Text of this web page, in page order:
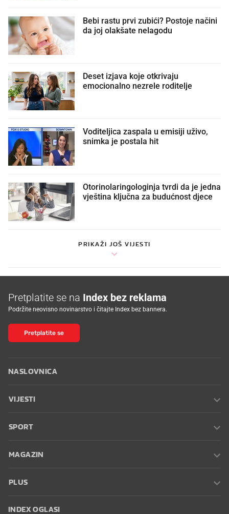
Bebi rastu prvi zubići? Postoje načini
da joj olakšate nelagodu
Deset izjava koje otkrivaju
emocionalno nezrele roditelje
Voditeljica zaspala u emisiji uživo,
snimka je postala hit
Otorinolaringologinja tvrdi da je jedna
vještina ključna za budućnost djece
PRIKAŽI JOŠ VIJESTI
Pretplatite se na Index bez reklama
Podržite neovisno novinarstvo i čitajte Index bez bannera.
Pretplatite se
NASLOVNICA
VIJESTI
SPORT
MAGAZIN
PLUS
INDEX OGLASI